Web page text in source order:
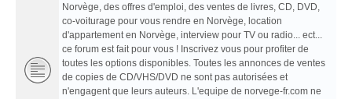
Norvège, des offres d'emploi, des ventes de livres, CD, DVD,
co-voiturage pour vous rendre en Norvège, location
d'appartement en Norvège, interview pour TV ou radio... ect...
ce forum est fait pour vous ! Inscrivez vous pour profiter de
toutes les options disponibles. Toutes les annonces de ventes
de copies de CD/VHS/DVD ne sont pas autorisées et
n'engagent que leurs auteurs. L'equipe de norvege-fr.com ne